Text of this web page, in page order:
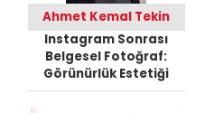
Ahmet Kemal Tekin
Instagram Sonrası
Belgesel Fotoğraf:
Görünürlük Estetiği